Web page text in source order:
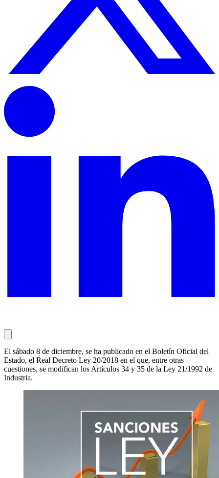
El sábado 8 de diciembre, se ha publicado en el Boletín Oficial del
Estado, el Real Decreto Ley 20/2018 en el que, entre otras
cuestiones, se modifican los Artículos 34 y 35 de la Ley 21/1992 de
Industria.